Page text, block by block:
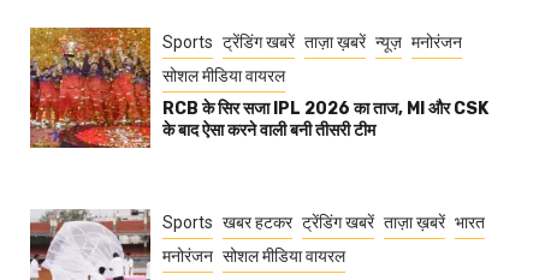
Sports ट्रेंडिंग खबरें ताज़ा ख़बरें न्यूज़ मनोरंजन
सोशल मीडिया वायरल
RCB के सिर सजा IPL 2026 का ताज, MI और CSK
के बाद ऐसा करने वाली बनी तीसरी टीम
Sports खबर हटकर ट्रेंडिंग खबरें ताज़ा ख़बरें भारत
मनोरंजन सोशल मीडिया वायरल